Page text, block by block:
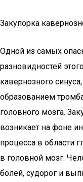
Закупорка
Одной из самых
разновидностей
кавернозного
образованием
головного мозга.
возникает на фоне
процесса в области
в головной мозг.
болей, судорог и